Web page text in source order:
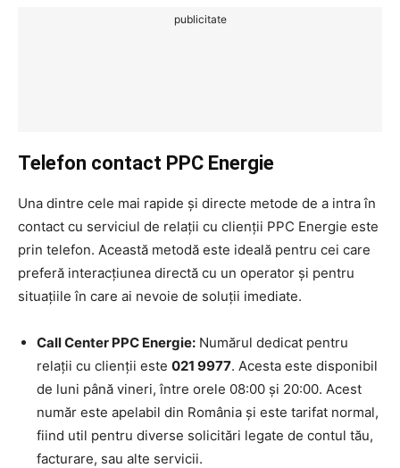
publicitate
Telefon contact PPC Energie
Una dintre cele mai rapide și directe metode de a intra în
contact cu serviciul de relații cu clienții PPC Energie este
prin telefon. Această metodă este ideală pentru cei care
preferă interacțiunea directă cu un operator și pentru
situațiile în care ai nevoie de soluții imediate.
Call Center PPC Energie: Numărul dedicat pentru
relații cu clienții este 021 9977. Acesta este disponibil
de luni până vineri, între orele 08:00 și 20:00. Acest
număr este apelabil din România și este tarifat normal,
fiind util pentru diverse solicitări legate de contul tău,
facturare, sau alte servicii.